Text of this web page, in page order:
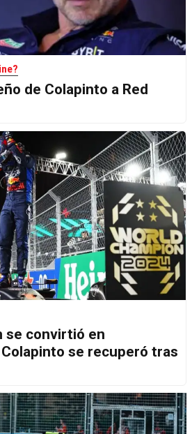
de Colapinto a Red
se convirtió en
se recuperó tras